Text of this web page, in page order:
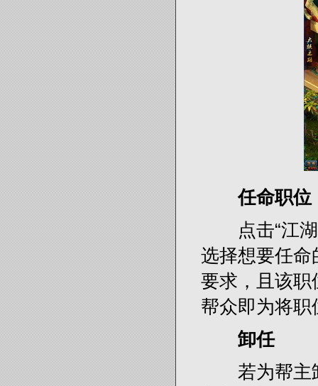
任命职位
点击“江湖”
选择想要任命
要求，且该职
帮众即为将职
卸任
若为帮主卸